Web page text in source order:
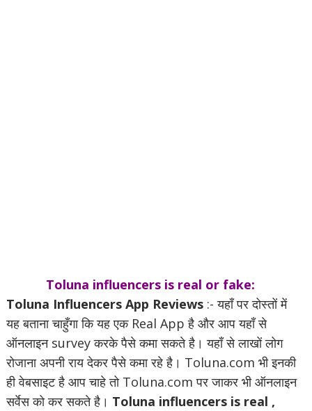
Toluna influencers is real or fake:
Toluna Influencers App Reviews :- यहाँ पर दोस्तों में
यह बताना चाहुँगा कि यह एक Real App है और आप यहाँ से
ऑनलाइन survey करके पैसे कमा सकते है। यहाँ से लाखों लोग
रोजाना अपनी राय देकर पैसे कमा रहे है। Toluna.com भी इनकी
ही वेबसाइट है आप चाहे तो Toluna.com पर जाकर भी ऑनलाइन
सर्वेस को कर सकते है। Toluna influencers is real ,